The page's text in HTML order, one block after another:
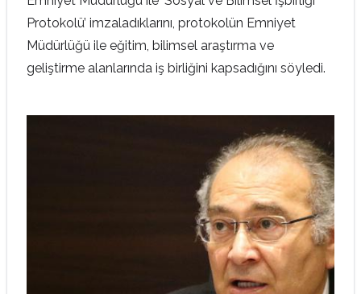
Protokolü’ imzaladıklarını, protokolün Emniyet
Müdürlüğü ile eğitim, bilimsel araştırma ve
geliştirme alanlarında iş birliğini kapsadığını söyledi.